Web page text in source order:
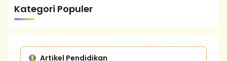
Kategori Populer
Artikel Pendidikan